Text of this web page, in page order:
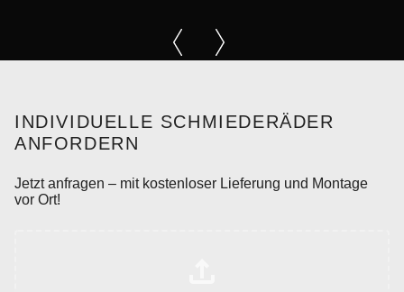
INDIVIDUELLE SCHMIEDERÄDER
ANFORDERN
Jetzt anfragen – mit kostenloser Lieferung und Montage
vor Ort!